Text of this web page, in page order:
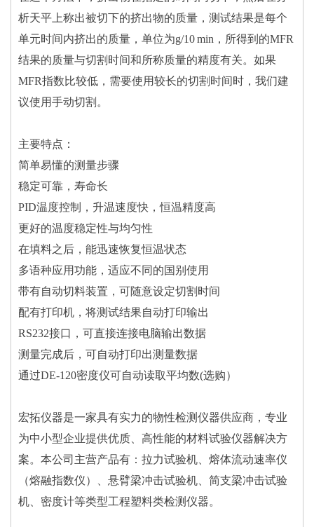
析天平上称出被切下的挤出物的质量，测试结果是每个
单元时间内挤出的质量，单位为g/10 min，所得到的MFR
结果的质量与切割时间和所称质量的精度有关。如果
MFR指数比较低，需要使用较长的切割时间时，我们建
议使用手动切割。
主要特点：
简单易懂的测量步骤
稳定可靠，寿命长
PID温度控制，升温速度快，恒温精度高
更好的温度稳定性与均匀性
在填料之后，能迅速恢复恒温状态
多语种应用功能，适应不同的国别使用
带有自动切料装置，可随意设定切割时间
配有打印机，将测试结果自动打印输出
RS232接口，可直接连接电脑输出数据
测量完成后，可自动打印出测量数据
通过DE-120密度仪可自动读取平均数(选购）
宏拓仪器是一家具有实力的物性检测仪器供应商，专业
为中小型企业提供优质、高性能的材料试验仪器解决方
案。本公司主营产品有：拉力试验机、熔体流动速率仪
（熔融指数仪）、悬臂梁冲击试验机、简支梁冲击试验
机、密度计等类型工程塑料类检测仪器。